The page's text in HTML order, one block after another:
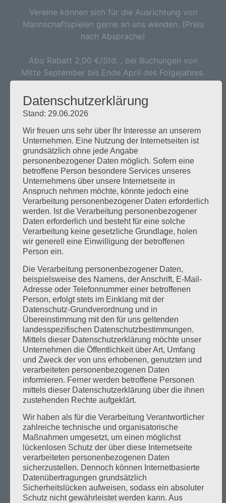
Vereine können sich für die Ausrichtung von
Mannschaftspielen gerne an uns wenden. (Preis
nach Absprache)
Abo Rabatt 2,00 €/Std. , bei Buchungen von
Mitte September bis Ende April des Folgejahres.
Stunden können jederzeit umgebucht und bis
Ende der nachfolgenden Sommersaison
Der Sportpark ist berechtigt bei
Turnierveranstaltungen Umbuchungen der Abo-
Stunde vorzunehmen. Der Kunde / Die Kundin
werden darüber frühzeitig informiert.
Soccer Spaß total
mit eingestreutem Granulat, sodass sich von den
Kindern bis zu den Profis jeder bei uns wohl fühlt.
Bei den Abmessungen von 12m x 24m bietet ein
Spiel mit 5 Feldspielern absoluten Fußballspaß!
Der absolute Renner: Kindergeburtstage 2
Stunden Fußball, danach gibt’s im Bistro Pizza
und Getränke und das Geburtstagskind erhält
noch eine Überraschung!
Zur Buchung schicken Sie uns eine Anfrage mit
Kontaktdaten, oder Sie rufen direkt im Bistro an.
Preisliste
Datenschutzerklärung
Stand: 29.06.2026
Wir freuen uns sehr über Ihr Interesse an unserem
Unternehmen. Eine Nutzung der Internetseiten ist
grundsätzlich ohne jede Angabe
personenbezogener Daten möglich. Sofern eine
betroffene Person besondere Services unseres
Unternehmens über unsere Internetseite in
Anspruch nehmen möchte, könnte jedoch eine
Verarbeitung personenbezogener Daten erforderlich
werden. Ist die Verarbeitung personenbezogener
Daten erforderlich und besteht für eine solche
Verarbeitung keine gesetzliche Grundlage, holen
wir generell eine Einwilligung der betroffenen
Person ein.
Die Verarbeitung personenbezogener Daten,
beispielsweise des Namens, der Anschrift, E-Mail-
Adresse oder Telefonnummer einer betroffenen
Person, erfolgt stets im Einklang mit der
Datenschutz-Grundverordnung und in
Übereinstimmung mit den für uns geltenden
landesspezifischen Datenschutzbestimmungen.
Mittels dieser Datenschutzerklärung möchte unser
Unternehmen die Öffentlichkeit über Art, Umfang
und Zweck der von uns erhobenen, genutzten und
verarbeiteten personenbezogenen Daten
informieren. Ferner werden betroffene Personen
mittels dieser Datenschutzerklärung über die ihnen
zustehenden Rechte aufgeklärt.
Wir haben als für die Verarbeitung Verantwortlicher
zahlreiche technische und organisatorische
Maßnahmen umgesetzt, um einen möglichst
lückenlosen Schutz der über diese Internetseite
verarbeiteten personenbezogenen Daten
sicherzustellen. Dennoch können Internetbasierte
Datenübertragungen grundsätzlich
Sicherheitslücken aufweisen, sodass ein absoluter
Schutz nicht gewährleistet werden kann. Aus